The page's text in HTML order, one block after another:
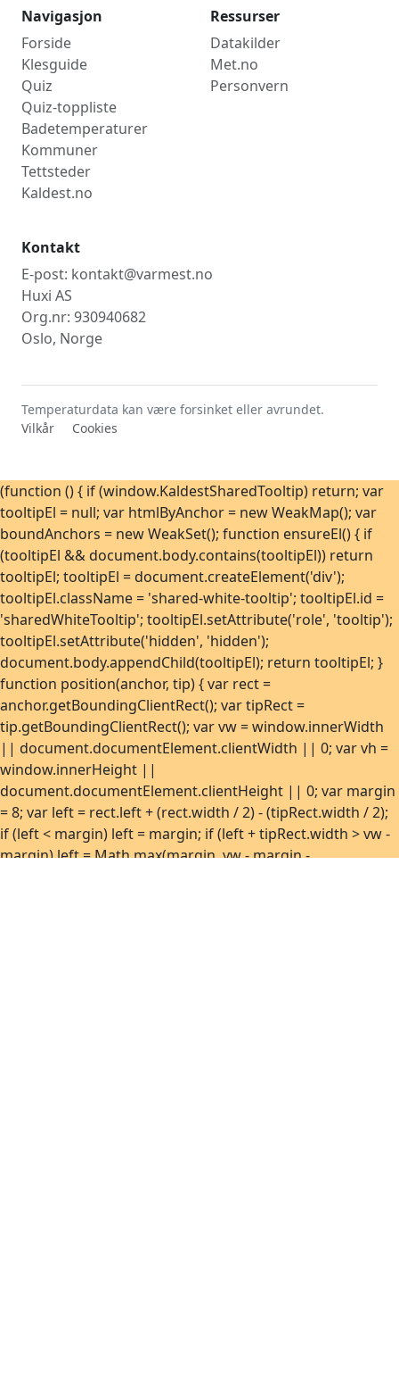
Navigasjon
Forside
Klesguide
Quiz
Quiz-toppliste
Badetemperaturer
Kommuner
Tettsteder
Kaldest.no
Ressurser
Datakilder
Met.no
Personvern
Kontakt
E-post: kontakt@varmest.no
Huxi AS
Org.nr: 930940682
Oslo, Norge
Temperaturdata kan være forsinket eller avrundet.
Vilkår
Cookies
(function () { if (window.KaldestSharedTooltip) return; var
tooltipEl = null; var htmlByAnchor = new WeakMap(); var
boundAnchors = new WeakSet(); function ensureEl() { if
(tooltipEl && document.body.contains(tooltipEl)) return
tooltipEl; tooltipEl = document.createElement('div');
tooltipEl.className = 'shared-white-tooltip'; tooltipEl.id =
'sharedWhiteTooltip'; tooltipEl.setAttribute('role', 'tooltip');
tooltipEl.setAttribute('hidden', 'hidden');
document.body.appendChild(tooltipEl); return tooltipEl; }
function position(anchor, tip) { var rect =
anchor.getBoundingClientRect(); var tipRect =
tip.getBoundingClientRect(); var vw = window.innerWidth
|| document.documentElement.clientWidth || 0; var vh =
window.innerHeight ||
document.documentElement.clientHeight || 0; var margin
= 8; var left = rect.left + (rect.width / 2) - (tipRect.width / 2);
if (left < margin) left = margin; if (left + tipRect.width > vw -
margin) left = Math.max(margin, vw - margin -